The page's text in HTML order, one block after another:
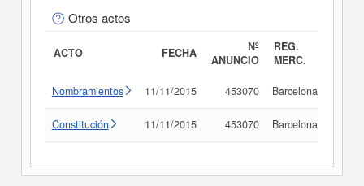
Otros actos
ACTO FECHA
Nº
ANUNCIO
REG.
MERC.
Nombramientos 11/11/2015 453070 Barcelona
Constitución 11/11/2015 453070 Barcelona